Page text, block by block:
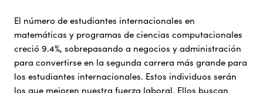
El número de estudiantes internacionales en
matemáticas y programas de ciencias computacionales
creció 9.4%, sobrepasando a negocios y administración
para convertirse en la segunda carrera más grande para
los estudiantes internacionales. Estos individuos serán
los que mejoren nuestra fuerza laboral. Ellos buscan